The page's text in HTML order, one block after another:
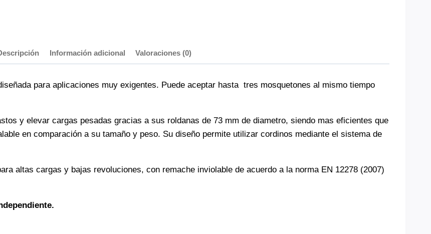
Información adicional Valoraciones (0)
para aplicaciones muy exigentes. Puede aceptar hasta tres mosquetones al mismo tiempo
y elevar cargas pesadas gracias a sus roldanas de 73 mm de diametro, siendo mas eficientes que
en comparación a su tamaño y peso. Su diseño permite utilizar cordinos mediante el sistema de
altas cargas y bajas revoluciones, con remache inviolable de acuerdo a la norma EN 12278 (2007)